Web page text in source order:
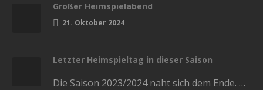
Großer Heimspielabend
21. Oktober 2024
Letzter Heimspieltag in dieser Saison
Die Saison 2023/2024 naht sich dem Ende. Diesen Samstag haben wir die letzten Heimspiele in der Stadthalle. Kommt und lasst…